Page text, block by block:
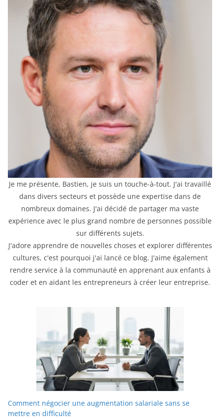
Je me présente, Bastien, je suis un touche-à-tout. J'ai travaillé
dans divers secteurs et possède une expertise dans de
nombreux domaines. J'ai décidé de partager ma vaste
expérience avec le plus grand nombre de personnes possible
sur différents sujets.
J'adore apprendre de nouvelles choses et explorer différentes
cultures, c'est pourquoi j'ai lancé ce blog. J'aime également
rendre service à la communauté en apprenant aux enfants à
coder et en aidant les entrepreneurs à créer leur entreprise.
Comment négocier une augmentation salariale sans se
mettre en difficulté